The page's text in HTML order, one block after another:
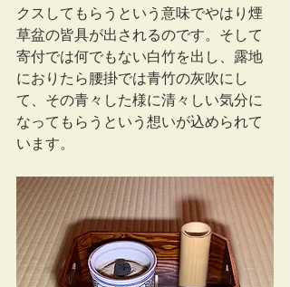
クスしてもらうという意味でやはり煙
草盆の皆具が出されるのです。そして
寄付では何でもない白竹を出し、露地
におりたら腰掛では青竹の灰吹にし
て、その青々した様に清々しい気分に
なってもらうという想いが込められて
います。